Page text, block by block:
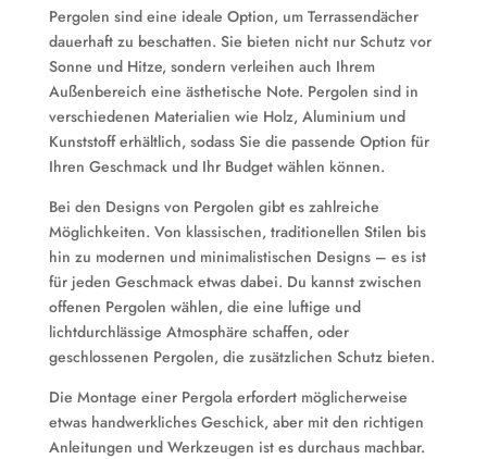
Pergolen sind eine ideale Option, um Terrassendächer
dauerhaft zu beschatten. Sie bieten nicht nur Schutz vor
Sonne und Hitze, sondern verleihen auch Ihrem
Außenbereich eine ästhetische Note. Pergolen sind in
verschiedenen Materialien wie Holz, Aluminium und
Kunststoff erhältlich, sodass Sie die passende Option für
Ihren Geschmack und Ihr Budget wählen können.
Bei den Designs von Pergolen gibt es zahlreiche
Möglichkeiten. Von klassischen, traditionellen Stilen bis
hin zu modernen und minimalistischen Designs – es ist
für jeden Geschmack etwas dabei. Du kannst zwischen
offenen Pergolen wählen, die eine luftige und
lichtdurchlässige Atmosphäre schaffen, oder
geschlossenen Pergolen, die zusätzlichen Schutz bieten.
Die Montage einer Pergola erfordert möglicherweise
etwas handwerkliches Geschick, aber mit den richtigen
Anleitungen und Werkzeugen ist es durchaus machbar.